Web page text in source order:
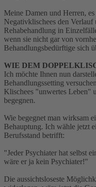
Meine Damen und Herren,
Negativklischees den
Rehabehandlung in
wenn sie nicht gar von
Behandlungsbedürftige sich
WIE DEM
Ich möchte Ihnen nun
Behandlungssetting
Klischees "unwertes Leben"
begegnen.
Wie begegnet man wirksam
Behauptung. Ich wähle jetzt
Berufsstand betrifft:
"Jeder Psychiater hat selbst
wäre er ja kein Psychiater!"
Die aussichtsloseste